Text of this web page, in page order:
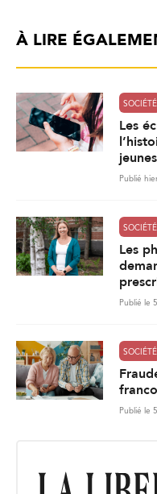
À LIRE
SOCIÉTÉ
Les
jeunes
Publié
SOCIÉTÉ
Les
Publié le
SOCIÉTÉ
Publié le